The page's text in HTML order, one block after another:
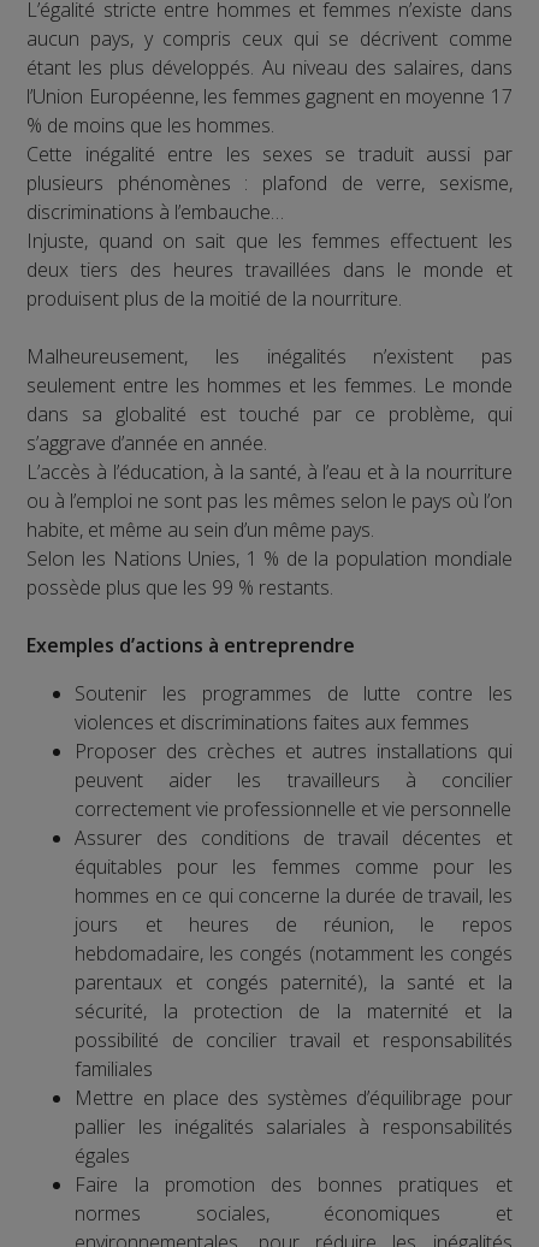
L’égalité stricte entre hommes et femmes n’existe dans
aucun pays, y compris ceux qui se décrivent comme
étant les plus développés. Au niveau des salaires, dans
l’Union Européenne, les femmes gagnent en moyenne 17
% de moins que les hommes.
Cette inégalité entre les sexes se traduit aussi par
plusieurs phénomènes : plafond de verre, sexisme,
discriminations à l’embauche…
Injuste, quand on sait que les femmes effectuent les
deux tiers des heures travaillées dans le monde et
produisent plus de la moitié de la nourriture.
Malheureusement, les inégalités n’existent pas
seulement entre les hommes et les femmes. Le monde
dans sa globalité est touché par ce problème, qui
s’aggrave d’année en année.
L’accès à l’éducation, à la santé, à l’eau et à la nourriture
ou à l’emploi ne sont pas les mêmes selon le pays où l’on
habite, et même au sein d’un même pays.
Selon les Nations Unies, 1 % de la population mondiale
possède plus que les 99 % restants.
Exemples d’actions à entreprendre
Soutenir les programmes de lutte contre les
violences et discriminations faites aux femmes
Proposer des crèches et autres installations qui
peuvent aider les travailleurs à concilier
correctement vie professionnelle et vie personnelle
Assurer des conditions de travail décentes et
équitables pour les femmes comme pour les
hommes en ce qui concerne la durée de travail, les
jours et heures de réunion, le repos
hebdomadaire, les congés (notamment les congés
parentaux et congés paternité), la santé et la
sécurité, la protection de la maternité et la
possibilité de concilier travail et responsabilités
familiales
Mettre en place des systèmes d’équilibrage pour
pallier les inégalités salariales à responsabilités
égales
Faire la promotion des bonnes pratiques et
normes sociales, économiques et